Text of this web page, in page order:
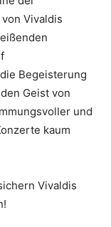
Vivaldis
Begeisterung
Geist von
und
kaum
Vivaldis